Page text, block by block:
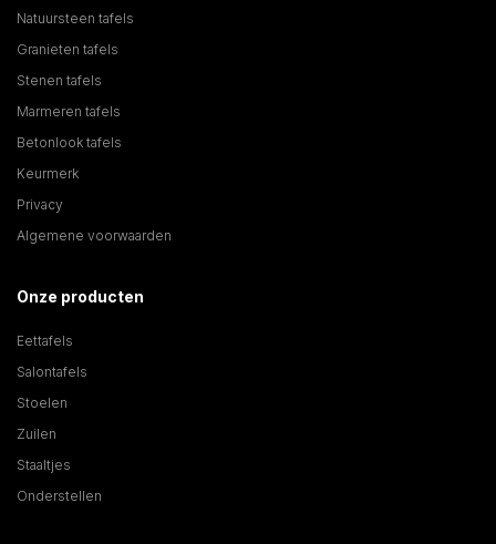
Natuursteen tafels
Granieten tafels
Stenen tafels
Marmeren tafels
Betonlook tafels
Keurmerk
Privacy
Algemene voorwaarden
Onze producten
Eettafels
Salontafels
Stoelen
Zuilen
Staaltjes
Onderstellen